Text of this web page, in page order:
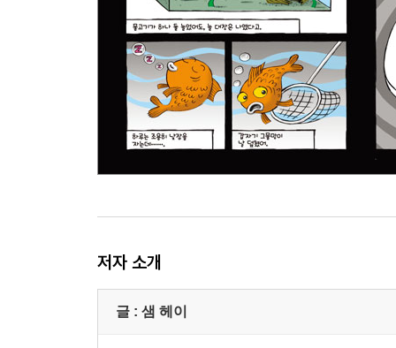
저자 소개
글 : 샘 헤이